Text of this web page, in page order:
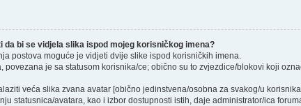
da bi se vidjela slika ispod mojeg korisničkog imena?
postova moguće je vidjeti dvije slike ispod korisničkih imena.
povezana je sa statusom korisnika/ce; obično su to zvjezdice/blokovi koji
veća slika zvana avatar [obično jedinstvena/osobna za svakog/u
statusnica/avatara, kao i izbor dostupnosti istih, daje administrator/ica